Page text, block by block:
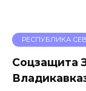
РЕСПУБЛИКА
Соцзащита